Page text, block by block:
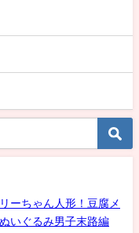
ーちゃん人形！豆腐メ
いぐるみ男子末路編